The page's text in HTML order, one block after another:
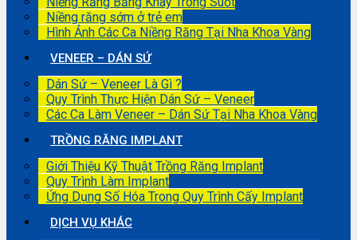
Niềng răng sớm ở trẻ em
Hình Ảnh Các Ca Niềng Răng Tại Nha Khoa Vàng
VENEER – DÁN SỨ
Dán Sứ – Veneer Là Gì ?
Quy Trình Thực Hiện Dán Sứ – Veneer
Các Ca Làm Veneer – Dán Sứ Tại Nha Khoa Vàng
TRỒNG RĂNG IMPLANT
Giới Thiệu Kỹ Thuật Trồng Răng Implant
Quy Trình Làm Implant
Ứng Dụng Số Hóa Trong Quy Trình Cấy Implant
DỊCH VỤ KHÁC